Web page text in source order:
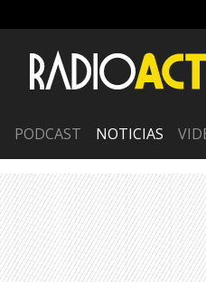
PODCAST NOTICIAS